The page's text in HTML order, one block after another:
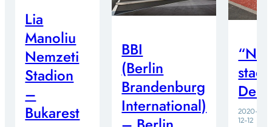
Lia
Manoliu
Nemzeti
Stadion
–
Bukarest
BBI
(Berlin
Brandenburg
International)
2020-
12-12